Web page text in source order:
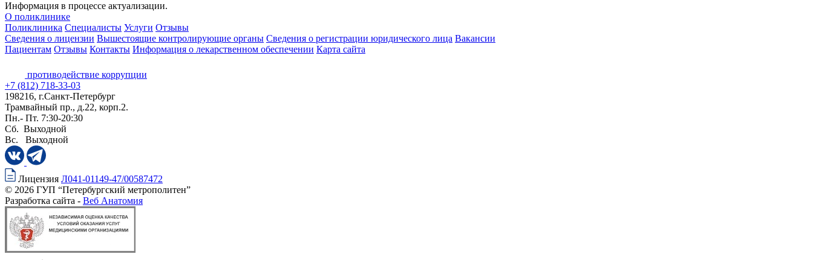
Информация в процессе актуализации.
О поликлинике
Поликлиника Специалисты Услуги Отзывы
Сведения о лицензии Вышестоящие контролирующие органы Сведения о регистрации юридического лица Вакансии
Пациентам Отзывы Контакты Информация о лекарственном обеспечении Карта сайта
противодействие коррупции
+7 (812) 718-33-03
198216, г.Санкт-Петербург
Трамвайный пр., д.22, корп.2.
Пн.- Пт. 7:30-20:30
Сб. Выходной
Вс. Выходной
Лицензия Л041-01149-47/00587472
© 2026 ГУП “Петербургский метрополитен”
Разработка сайта - Веб Анатомия